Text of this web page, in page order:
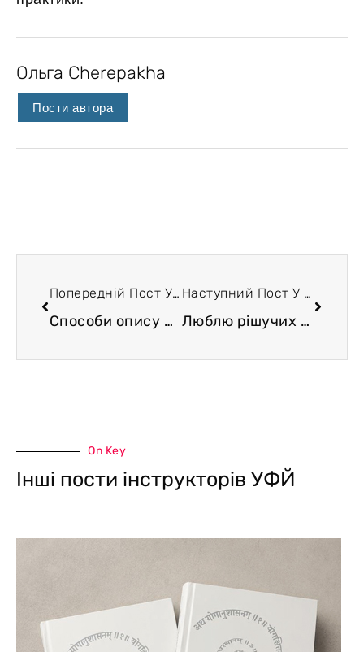
Ольга Cherepakha
Пости автора
Попередній Пост У Блозі
Способи опису психіки та психічного досвіду в сучасній науці
Наступний Пост У Блозі
Люблю рішучих людей
On Key
Інші пости інструкторів УФЙ